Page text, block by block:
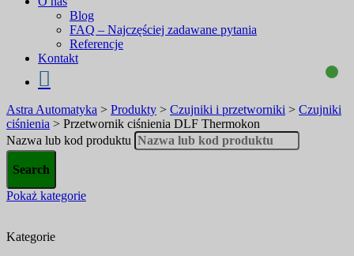
Blog
FAQ – Najczęściej zadawane pytania
Referencje
Kontakt
Astra Automatyka > Produkty > Czujniki i przetworniki > Czujniki
ciśnienia > Przetwornik ciśnienia DLF Thermokon
Nazwa lub kod produktu
Pokaż kategorie
Kategorie